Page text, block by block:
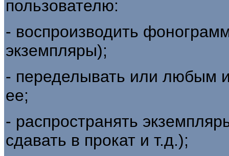
пользователю:
- воспроизводить
экземпляры);
- переделывать или любым
ее;
- распространять
сдавать в прокат и т.д.);